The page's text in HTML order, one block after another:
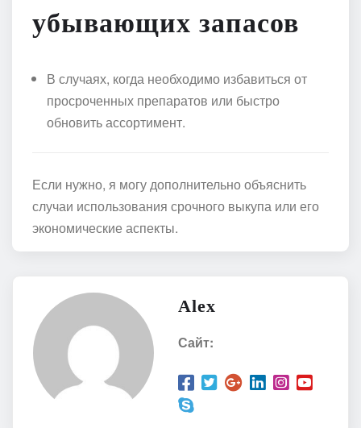
убывающих запасов
В случаях, когда необходимо избавиться от
просроченных препаратов или быстро
обновить ассортимент.
Если нужно, я могу дополнительно объяснить
случаи использования срочного выкупа или его
экономические аспекты.
Alex
Сайт: